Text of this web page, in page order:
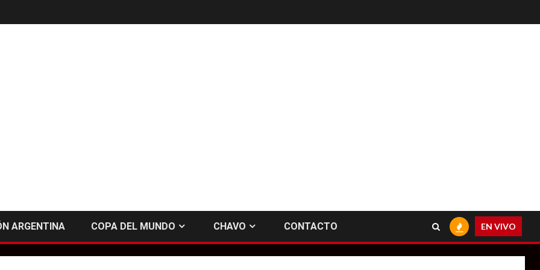
ARGENTINA COPA DEL MUNDO CHAVO CONTACTO EN VIVO